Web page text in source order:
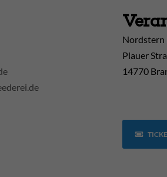
Nordstern
Plauer
14770